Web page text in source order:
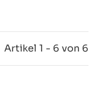
Artikel 1 - 6 von 6